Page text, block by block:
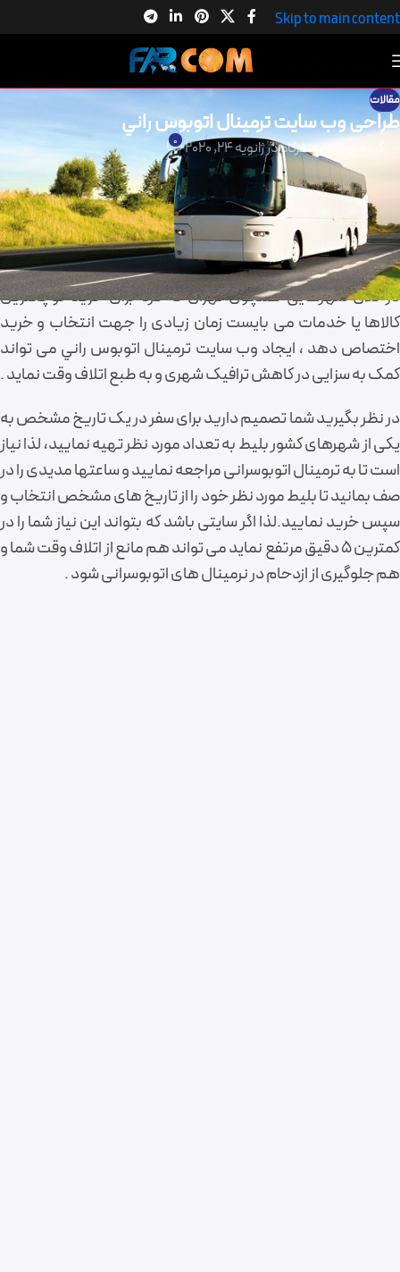
Skip to main content
مقالات
طراحی وب سايت ترمينال اتوبوس راني
گروه نرم افزاری فرکامدر ژانویه 24, 2020 0
شاید ضرورتطراحی وب سايت ترمينال اتوبوس رانيدر ابتدا برای
شما مشخص نباشد ،اما همین که در ابتدایی ترین گام از اتلاف وقت
شما جلوگیری می کند می توان دلیل محکمی جهت اثبات ضرورت
طراحی وب سايت ترمينال اتوبوس راني باشد .
در کلان شهرهایی همچون تهران که فرد برای خرید کوچکترین
کالاها یا خدمات می بایست زمان زیادی را جهت انتخاب و خرید
اختصاص دهد ، ایجاد وب سايت ترمينال اتوبوس راني می تواند
کمک به سزایی در کاهش ترافیک شهری و به طبع اتلاف وقت نماید .
در نظر بگیرید شما تصمیم دارید برای سفر در یک تاریخ مشخص به
یکی از شهرهای کشور بلیط به تعداد مورد نظر تهیه نمایید، لذا نیاز
است تا به ترمینال اتوبوسرانی مراجعه نمایید و ساعتها مدیدی را در
صف بمانید تا بلیط مورد نظر خود را از تاریخ های مشخص انتخاب و
سپس خرید نمایید.لذا اگر سایتی باشد که بتواند این نیاز شما را در
کمترین 5 دقیق مرتفع نماید می تواند هم مانع از اتلاف وقت شما و
هم جلوگیری از ازدحام در نرمینال های اتوبوسرانی شود .